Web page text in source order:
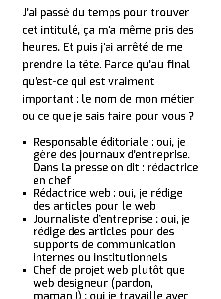
J’ai passé du temps pour trouver
cet intitulé, ça m’a même pris des
heures. Et puis j’ai arrêté de me
prendre la tête. Parce qu’au final
qu’est-ce qui est vraiment
important : le nom de mon métier
ou ce que je sais faire pour vous ?
Responsable éditoriale : oui, je
gère des journaux d’entreprise.
Dans la presse on dit : rédactrice
en chef
Rédactrice web : oui, je rédige
des articles pour le web
Journaliste d’entreprise : oui, je
rédige des articles pour des
supports de communication
internes ou institutionnels
Chef de projet web plutôt que
web designeur (pardon,
maman !) : oui je travaille avec